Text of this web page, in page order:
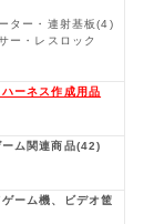
ター・連射基板(4)
ー・レスロック
ーネス作成用品
ーム関連商品(42)
ーム機、ビデオ筐